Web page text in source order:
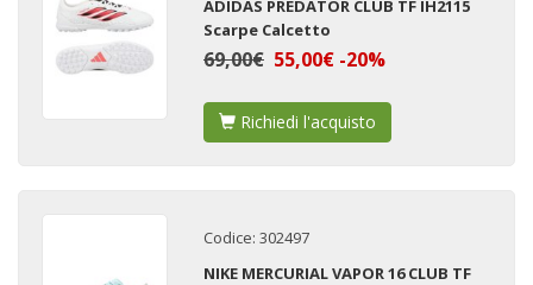
ADIDAS PREDATOR CLUB TF IH2115
Scarpe Calcetto
69,00€ 55,00€ -20%
Richiedi l'acquisto
Codice: 302497
NIKE MERCURIAL VAPOR 16 CLUB TF